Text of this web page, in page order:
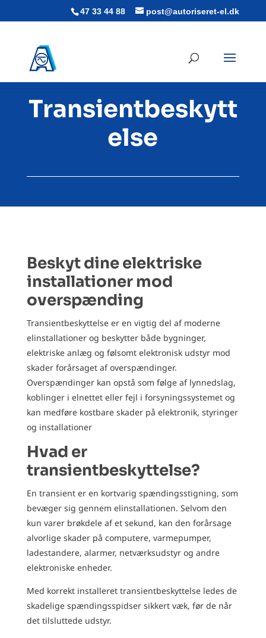
47 33 44 88 post@autoriseret-el.dk
Transientbeskytt
else
Beskyt dine elektriske
installationer mod
overspænding
Transientbeskyttelse er en vigtig del af moderne
elinstallationer og beskytter både bygninger,
elektriske anlæg og følsomt elektronisk udstyr mod
skader forårsaget af overspændinger.
Overspændinger kan opstå som følge af lynnedslag,
koblinger i elnettet eller fejl i forsyningssystemet og
kan medføre kostbare skader på elektronik, styringer
og installationer
Hvad er
transientbeskyttelse?
En transient er en kortvarig spændingsstigning, som
bevæger sig gennem elinstallationen. Selvom den
kun varer brøkdele af et sekund, kan den forårsage
alvorlige skader på computere, varmepumper,
ladestandere, alarmer, netværksudstyr og andre
elektroniske enheder.
Med korrekt installeret transientbeskyttelse ledes de
skadelige spændingsspidser sikkert væk, før de når
det tilsluttede udstyr.